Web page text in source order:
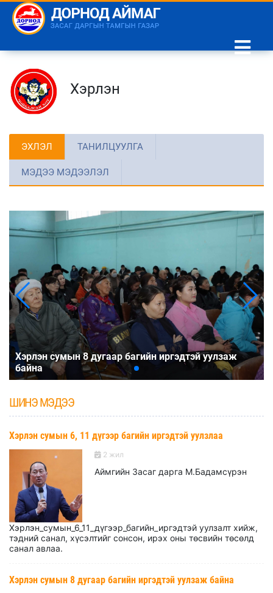
Хэрлэн
ЭХЛЭЛ ТАНИЛЦУУЛГА
МЭДЭЭ МЭДЭЭЛЭЛ
Хэрлэн сумын 8 дугаар багийн иргэдтэй уулзаж
байна
ШИНЭ МЭДЭЭ
Хэрлэн сумын 6, 11 дүгээр багийн иргэдтэй уулзлаа
2 жил
Аймгийн Засаг дарга М.Бадамсүрэн
Хэрлэн_сумын_6_11_дүгээр_багийн_иргэдтэй уулзалт хийж,
тэдний санал, хүсэлтийг сонсон, ирэх оны төсвийн төсөлд
санал авлаа.
Хэрлэн сумын 8 дугаар багийн иргэдтэй уулзаж байна